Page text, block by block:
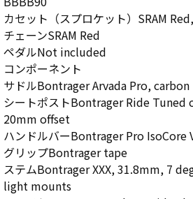
カセット（スプロケット）SRAM
チェーンSRAM Red
ペダルNot included
コンポーネント
サドルBontrager Arvada Pro,
シートポストBontrager Ride Tuned
20mm offset
ハンドルバーBontrager Pro IsoCore
グリップBontrager tape
ステムBontrager XXX, 31.8mm, 7
light mounts